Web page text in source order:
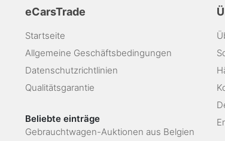
eCarsTrade
Startseite
Allgemeine Geschäftsbedingungen
Datenschutzrichtlinien
Qualitätsgarantie
Beliebte einträge
Gebrauchtwagen-Auktionen aus Belgien